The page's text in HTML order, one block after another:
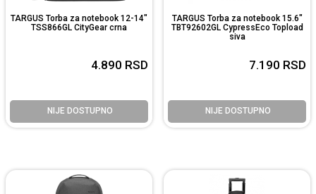
TARGUS Torba za notebook 12-14"
TSS866GL CityGear crna
4.890 RSD
NIJE DOSTUPNO
TARGUS Torba za notebook 15.6"
TBT92602GL CypressEco Topload
siva
7.190 RSD
NIJE DOSTUPNO